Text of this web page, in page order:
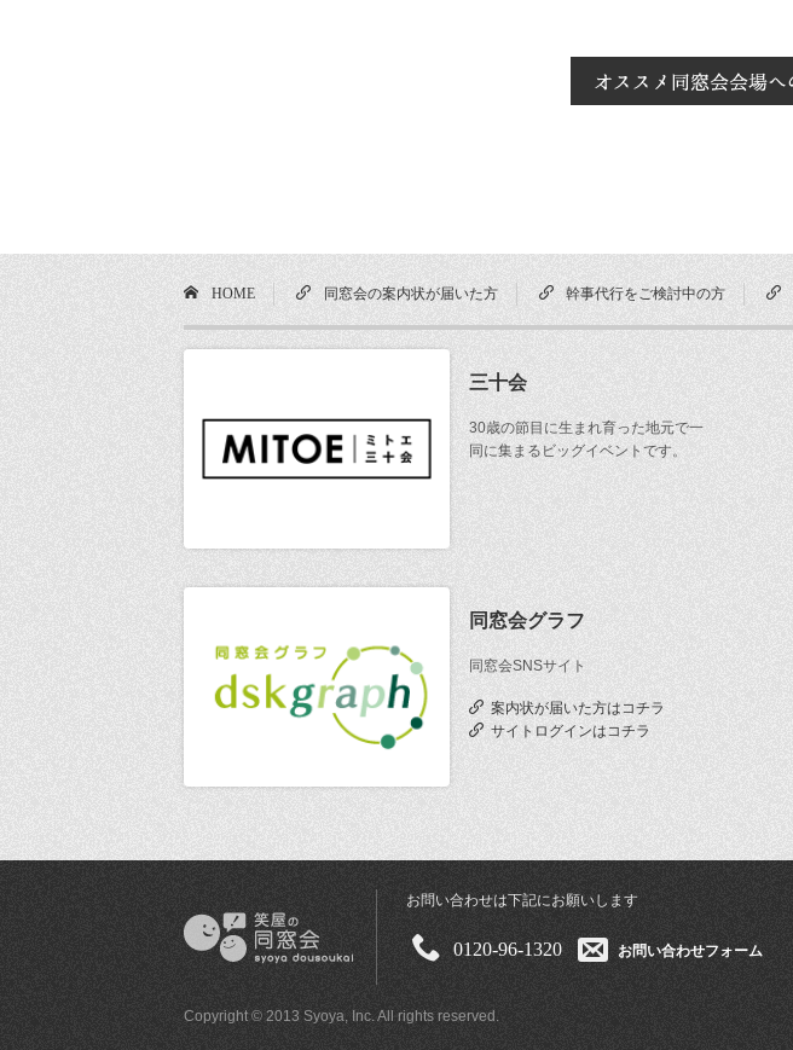
HOME 同窓会の案内状が届いた方 幹事代行をご検討中の方
三十会
30歳の節目に生まれ育った地元で一
同に集まるビッグイベントです。
同窓会グラフ
同窓会SNSサイト
案内状が届いた方はコチラ
サイトログインはコチラ
お問い合わせは下記にお願いします
0120-96-1320 お問い合わせフォーム
Copyright © 2013 Syoya, Inc. All rights reserved.